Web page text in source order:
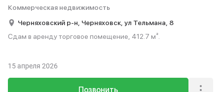
Коммерческая недвижимость
Черняховский р-н, Черняховск, ул Тельмана, 8
Сдам в аренду торговое помещение, 412.7 м².
Позвонить
15 апреля 2026